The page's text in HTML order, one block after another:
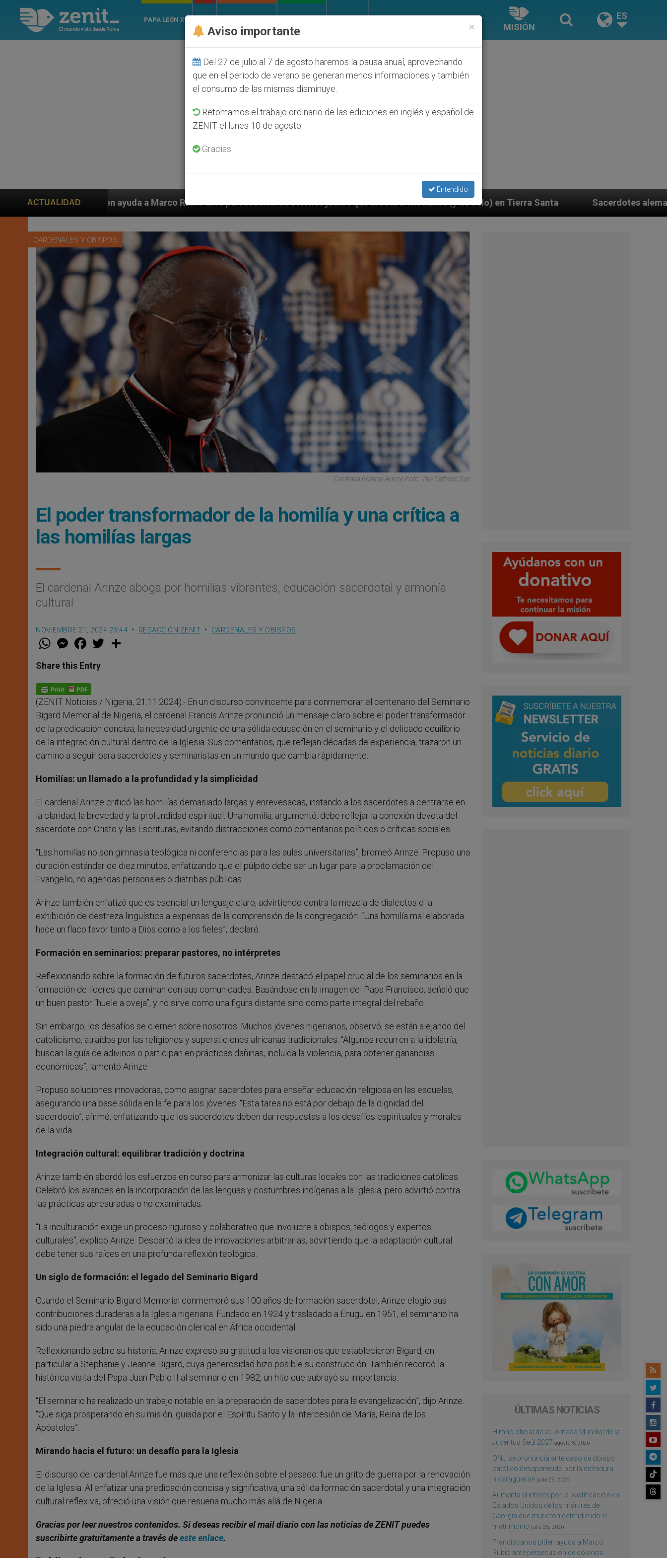
PAPA LEÓN XIV
MISIÓN
ES
ACTUALIDAD
a Marco Rubio ante persecución de colonos judíos que afecta a cristianos (y no sólo) en Tierra Santa Sacerdotes alemanes fieles al Papa
CARDENALES Y OBISPOS
Cardenal Francis Arinze Foto: The Catholic Sun
El poder transformador de la homilía y una crítica a
las homilías largas
El cardenal Arinze aboga por homilías vibrantes, educación sacerdotal y armonía
cultural
NOVIEMBRE 21, 2024 23:44 REDACCIÓN ZENIT CARDENALES Y OBISPOS
W
t
s
p
p
M
e
s
e
g
e
r
F
a
e
b
o
k
w
Share this Entry
(ZENIT Noticias / Nigeria, 21.11.2024).- En un discurso convincente para conmemorar el centenario del Seminario
Bigard Memorial de Nigeria, el cardenal Francis Arinze pronunció un mensaje claro sobre el poder transformador
de la predicación concisa, la necesidad urgente de una sólida educación en el seminario y el delicado equilibrio
de la integración cultural dentro de la Iglesia. Sus comentarios, que reflejan décadas de experiencia, trazaron un
camino a seguir para sacerdotes y seminaristas en un mundo que cambia rápidamente.
Homilías: un llamado a la profundidad y la simplicidad
El cardenal Arinze criticó las homilías demasiado largas y enrevesadas, instando a los sacerdotes a centrarse en
la claridad, la brevedad y la profundidad espiritual. Una homilía, argumentó, debe reflejar la conexión devota del
sacerdote con Cristo y las Escrituras, evitando distracciones como comentarios políticos o críticas sociales.
“Las homilías no son gimnasia teológica ni conferencias para las aulas universitarias”, bromeó Arinze. Propuso una
duración estándar de diez minutos, enfatizando que el púlpito debe ser un lugar para la proclamación del
Evangelio, no agendas personales o diatribas públicas.
Arinze también enfatizó que es esencial un lenguaje claro, advirtiendo contra la mezcla de dialectos o la
exhibición de destreza lingüística a expensas de la comprensión de la congregación. “Una homilía mal elaborada
hace un flaco favor tanto a Dios como a los fieles”, declaró.
Formación en seminarios: preparar pastores, no intérpretes
Reflexionando sobre la formación de futuros sacerdotes, Arinze destacó el papel crucial de los seminarios en la
formación de líderes que caminan con sus comunidades. Basándose en la imagen del Papa Francisco, señaló que
un buen pastor “huele a oveja”, y no sirve como una figura distante sino como parte integral del rebaño.
Sin embargo, los desafíos se ciernen sobre nosotros. Muchos jóvenes nigerianos, observó, se están alejando del
catolicismo, atraídos por las religiones y supersticiones africanas tradicionales. “Algunos recurren a la idolatría,
buscan la guía de adivinos o participan en prácticas dañinas, incluida la violencia, para obtener ganancias
económicas”, lamentó Arinze.
Propuso soluciones innovadoras, como asignar sacerdotes para enseñar educación religiosa en las escuelas,
asegurando una base sólida en la fe para los jóvenes. “Esta tarea no está por debajo de la dignidad del
sacerdocio”, afirmó, enfatizando que los sacerdotes deben dar respuestas a los desafíos espirituales y morales
de la vida.
Integración cultural: equilibrar tradición y doctrina
Arinze también abordó los esfuerzos en curso para armonizar las culturas locales con las tradiciones católicas.
Celebró los avances en la incorporación de las lenguas y costumbres indígenas a la Iglesia, pero advirtió contra
las prácticas apresuradas o no examinadas.
“La inculturación exige un proceso riguroso y colaborativo que involucre a obispos, teólogos y expertos
culturales”, explicó Arinze. Descartó la idea de innovaciones arbitrarias, advirtiendo que la adaptación cultural
debe tener sus raíces en una profunda reflexión teológica.
Un siglo de formación: el legado del Seminario Bigard
Cuando el Seminario Bigard Memorial conmemoró sus 100 años de formación sacerdotal, Arinze elogió sus
contribuciones duraderas a la Iglesia nigeriana. Fundado en 1924 y trasladado a Enugu en 1951, el seminario ha
sido una piedra angular de la educación clerical en África occidental.
Reflexionando sobre su historia, Arinze expresó su gratitud a los visionarios que establecieron Bigard, en
particular a Stephanie y Jeanne Bigard, cuya generosidad hizo posible su construcción. También recordó la
histórica visita del Papa Juan Pablo II al seminario en 1982, un hito que subrayó su importancia.
“El seminario ha realizado un trabajo notable en la preparación de sacerdotes para la evangelización”, dijo Arinze.
“Que siga prosperando en su misión, guiada por el Espíritu Santo y la intercesión de María, Reina de los
Apóstoles”.
Mirando hacia el futuro: un desafío para la Iglesia
El discurso del cardenal Arinze fue más que una reflexión sobre el pasado: fue un grito de guerra por la renovación
de la Iglesia. Al enfatizar una predicación concisa y significativa, una sólida formación sacerdotal y una integración
cultural reflexiva, ofreció una visión que resuena mucho más allá de Nigeria.
Gracias por leer nuestros contenidos. Si deseas recibir el mail diario con las noticias de ZENIT puedes
suscribirte gratuitamente a través deeste enlace.
ÚLTIMAS NOTICIAS
Himno oficial de la Jornada Mundial de la
Juventud Seúl 2027 agosto 3, 2026
ONU se pronuncia ante caso de obispo
católico desaparecido por la dictadura
nicaragüense julio 25, 2026
Aumenta el interés por la beatificación en
Estados Unidos de los mártires de
Georgia que murieron defendiendo el
matrimonio julio 25, 2026
Franciscanos piden ayuda a Marco
Rubio ante persecución de colonos
×
Aviso importante
Del 27 de julio al 7 de agosto haremos la pausa anual, aprovechando
que en el periodo de verano se generan menos informaciones y también
el consumo de las mismas disminuye.
Retomamos el trabajo ordinario de las ediciones en inglés y español de
ZENIT el lunes 10 de agosto.
Gracias.
Entendido